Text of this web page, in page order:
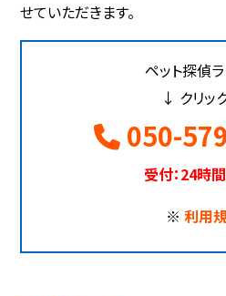
せていただきます。
ペット探偵
↓ クリッ
050-
受付：24時
※ 利用